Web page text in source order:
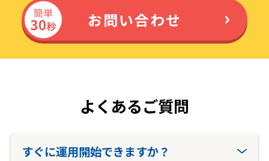
お問い合わせ
よくあるご質問
すぐに運用開始できますか？